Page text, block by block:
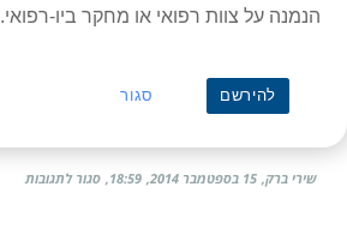
history
שירי ברק 15 בספטמבר 2014 18:59 סגור לתגובותעל
הנמנה על צוות רפואי או מחקר ביו-רפואי.
להירשם סגור